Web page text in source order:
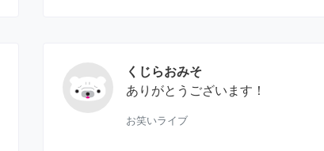
くじらおみそ
ありがとうございます！
お笑いライブ